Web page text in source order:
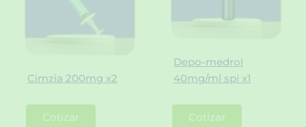
Cimzia 200mg x2
Cotizar
Depo-medrol
40mg/ml spi x1
Cotizar